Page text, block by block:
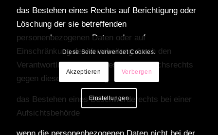
das Bestehen eines Rechts auf Berichtigung oder
Löschung der sie betreffenden
personenbezogenen Daten oder auf
Einschränkung der Verarbeitung durch den
Verantwortlichen oder eines Widerspruchsrechts
gegen diese Verarbeitung
das Bestehen eines Beschwerderechts bei einer
Aufsichtsbehörde
Diese Seite verwendet Cookies.
Akzeptieren Verbergen
Einstellungen